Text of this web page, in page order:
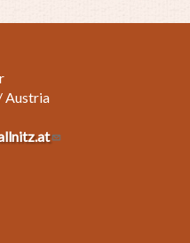
Austria